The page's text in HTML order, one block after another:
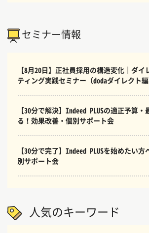
セミナー情報
【8月20日】正社員採用の構造変化｜ダ
ティング実践セミナー（dodaダイレクト編
【30分で解決】Indeed PLUSの適正予算
る！効果改善・個別サポート会
【30分で完了】Indeed PLUSを始めたい
別サポート会
人気のキーワード